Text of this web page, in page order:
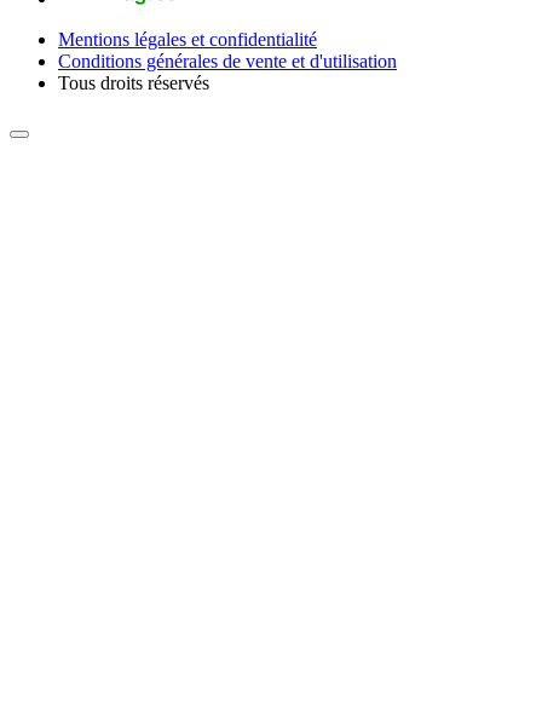
Mentions légales et confidentialité
Conditions générales de vente et d'utilisation
Tous droits réservés